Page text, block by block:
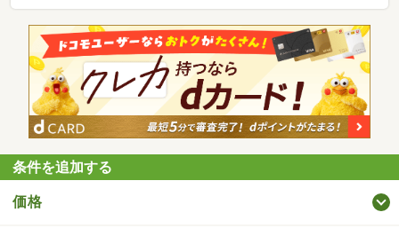
条件を追加する
価格